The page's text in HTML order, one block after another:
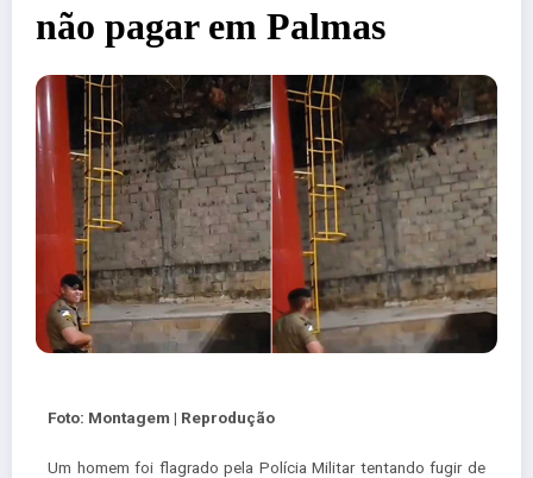
não pagar em Palmas
Foto: Montagem | Reprodução
Um homem foi flagrado pela Polícia Militar tentando fugir de